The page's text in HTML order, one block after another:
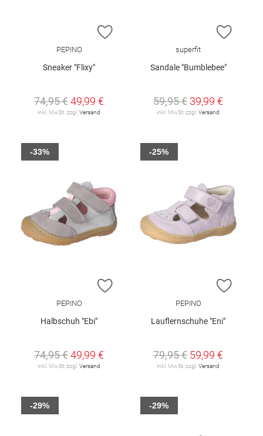
ZUR WUNSCHLISTE HINZUFÜGEN
PEPINO
Sneaker "Flixy"
74,95 €49,99 €
inkl. MwSt. zzgl.Versand
ZUR
superfit
Sandale "Bumblebee"
59,95 € 39,99 €
inkl. MwSt. zzgl.Versand
ZUR WUNSCHLISTE HINZUFÜGEN
PEPINO
Halbschuh "Ebi"
74,95 €49,99 €
inkl. MwSt. zzgl. Versand
-33%
ZUR
PEPINO
Lauflernschuhe "Eni"
79,95 € 59,99 €
inkl. MwSt. zzgl. Versand
-25%
-29% -29%